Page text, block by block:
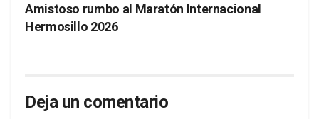
Amistoso rumbo al Maratón Internacional
Hermosillo 2026
Deja un comentario